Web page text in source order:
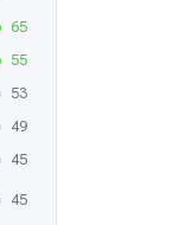
65
55
53
49
45
45